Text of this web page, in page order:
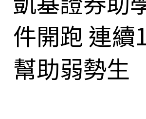
件開跑 連續
幫助弱勢生